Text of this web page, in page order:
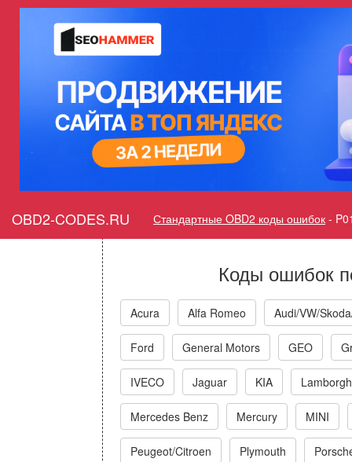
OBD2-CODES.RU Стандартные OBD2 коды ошибок -
Ошибка P0124 Датчик А
датчик А положения
Горит ошибка Check
Sensor/
Коды ошибок
Acura Alfa Romeo Audi/VW/
Ford General Motors GEO
IVECO Jaguar KIA
Mercedes Benz Mercury MINI
Peugeot/Citroen Plymouth